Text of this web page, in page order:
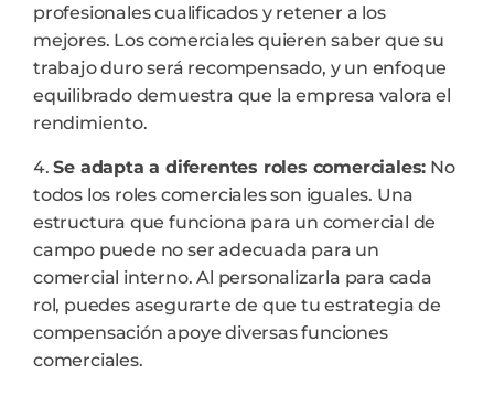
profesionales cualificados y retener a los
mejores. Los comerciales quieren saber que su
trabajo duro será recompensado, y un enfoque
equilibrado demuestra que la empresa valora el
rendimiento.
Se adapta a diferentes roles comerciales: No
todos los roles comerciales son iguales. Una
estructura que funciona para un comercial de
campo puede no ser adecuada para un
comercial interno. Al personalizarla para cada
rol, puedes asegurarte de que tu estrategia de
compensación apoye diversas funciones
comerciales.